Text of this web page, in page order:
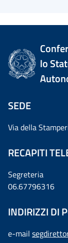
lo
SEDE
Via della
RECAPITI
Segreteria
06.67796316
INDIRIZZI DI
e-mail